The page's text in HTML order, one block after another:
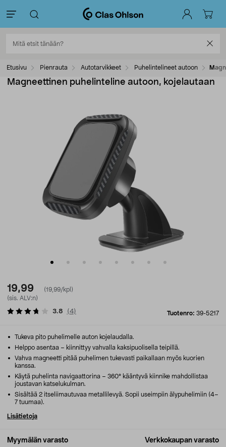
Etusivu Pienrauta Autotarvikkeet Puhelintelineet autoon
Magneettinen puhelinteline autoon, kojelautaan
19,99
(19,99/kpl)
(sis. ALV:n)
Tuotenro: 39-5217
3.8 (4)
Myymälän varasto Verkkokaupan varasto
Tukeva pito puhelimelle auton kojelaudalla.
Helppo asentaa – kiinnittyy vahvalla kaksipuolisella teipillä.
Vahva magneetti pitää puhelimen tukevasti paikallaan myös kuorien
kanssa.
Käytä puhelinta navigaattorina – 360° kääntyvä kiinnike mahdollistaa
joustavan katselukulman.
Sisältää 2 itseliimautuvaa metallilevyä. Sopii useimpiin älypuhelimiin (4–
7 tuumaa).
Lisätietoja